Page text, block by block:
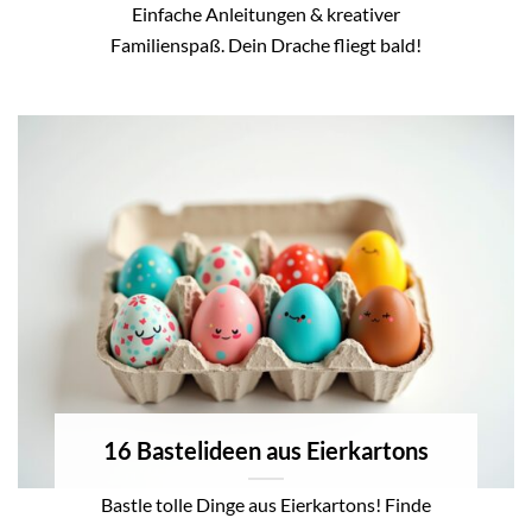
Einfache Anleitungen & kreativer
Familienspaß. Dein Drache fliegt bald!
16 Bastelideen aus Eierkartons
Bastle tolle Dinge aus Eierkartons! Finde